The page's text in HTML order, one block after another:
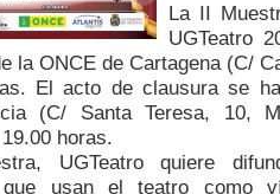
La II
UGTeatro
la ONCE de Cartagena (C/
El acto de clausura se
(C/ Santa Teresa, 10,
horas.
UGTeatro quiere
que usan el teatro como